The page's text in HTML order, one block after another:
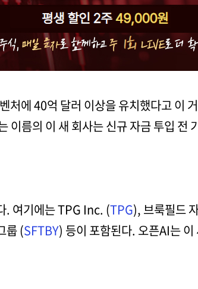
처에 40억 달러 이상을 유치했다고 이
의 이 새 회사는 신규 자금 투입 전
. 여기에는 TPG Inc. (TPG), 브룩필드
룹 (SFTBY) 등이 포함된다. 오픈AI는